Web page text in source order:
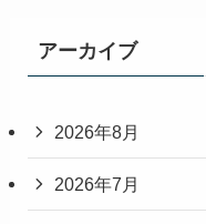
アーカイブ
2026年8月
2026年7月